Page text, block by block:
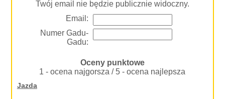
Twój email nie będzie publicznie widoczny.
Email:
Numer Gadu-
Gadu:
Oceny punktowe
1 - ocena najgorsza / 5 - ocena najlepsza
Jazda